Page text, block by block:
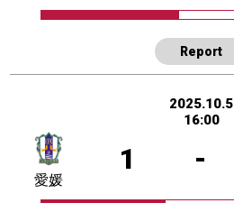
Report
2025.10.5
16:00
1 -
愛媛